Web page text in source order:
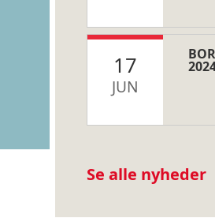
17
JUN
Se alle nyheder